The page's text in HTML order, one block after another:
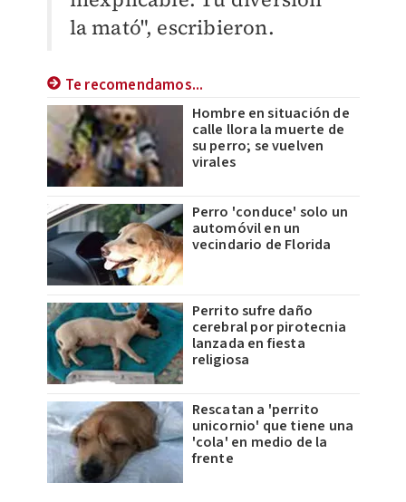
la mató", escribieron.
Te recomendamos...
Hombre en situación de
calle llora la muerte de
su perro; se vuelven
virales
Perro 'conduce' solo un
automóvil en un
vecindario de Florida
Perrito sufre daño
cerebral por pirotecnia
lanzada en fiesta
religiosa
Rescatan a 'perrito
unicornio' que tiene una
'cola' en medio de la
frente